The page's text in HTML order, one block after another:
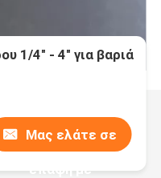
1/4" - 4" για βαριά
Μας ελάτε σε
επαφή με